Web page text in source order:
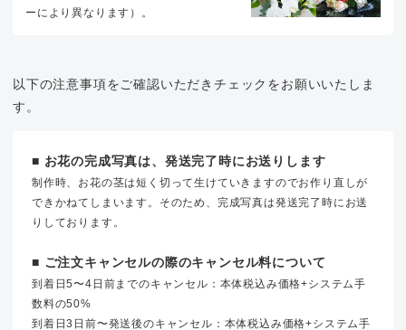
ーにより異なります）。
以下の注意事項をご確認いただきチェックをお願いいたしま
す。
■ お花の完成写真は、発送完了時にお送りします
制作時、お花の茎は短く切って生けていきますのでお作り直しが
できかねてしまいます。そのため、完成写真は発送完了時にお送
りしております。
■ ご注文キャンセルの際のキャンセル料について
到着日5〜4日前までのキャンセル：本体税込み価格+システム手
数料の50%
到着日3日前〜発送後のキャンセル：本体税込み価格+システム手